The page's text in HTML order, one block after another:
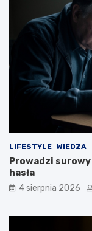
LIFESTYLE WIEDZA
Prowadzi
hasła
4 sierpnia 2026